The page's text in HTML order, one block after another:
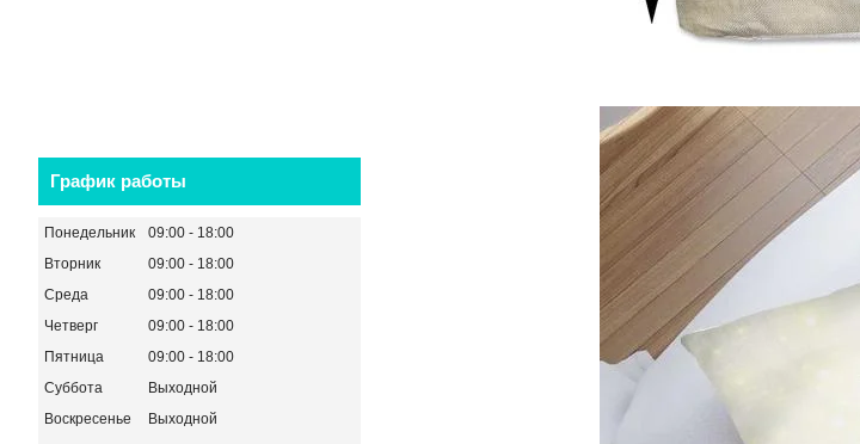
График работы
Понедельник 09:00
18:00
Вторник
09:00
18:00
Среда
09:00
18:00
Четверг
09:00
18:00
Пятница
09:00
18:00
Суббота
Выходной
Воскресенье
Выходной